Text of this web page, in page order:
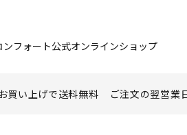
フォート公式オンラインショップ
買い上げで送料無料 ご注文の翌営業